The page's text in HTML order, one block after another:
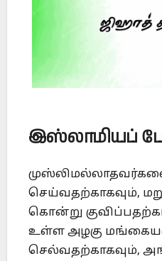
இஸ்லாமியப்
செய்வதற்காகவும்,
கொன்று
உள்ள அழகு
செல்வதற்காகவும்,